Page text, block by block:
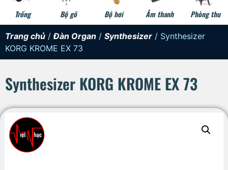
Trống Bộ gõ Bộ hơi Âm thanh Phòng thu
Trang chủ /Đàn Organ / Synthesizer / Synthesizer
KORG KROME EX 73
Synthesizer KORG KROME EX 73